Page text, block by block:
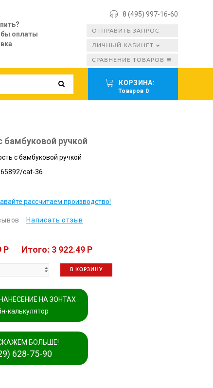
оплаты
8 (495) 997-16-60
ОТПРАВИТЬ ЗАПРОС
СРАВНЕНИЕ ТОВАРОВ
ЛИЧНЫЙ КАБИНЕТ
КОРЗИНА:
Товаров 0
бамбуковой ручкой
с бамбуковой ручкой
cat-36
рассчитаем производство!
Написать отзыв
P Итого: 3 922.49 P
В КОРЗИНУ
НА ЗОНТАХ
калькулятор
БОЛЬШЕ!
628-75-90